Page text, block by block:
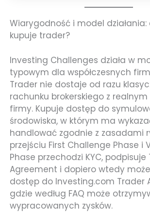
Wiarygodność i model
kupuje trader?
Investing Challenges działa w
typowym dla współczesnych firm
Trader nie dostaje od razu
rachunku brokerskiego z realnym
firmy. Kupuje dostęp do
środowiska, w którym ma
handlować zgodnie z zasadami
przejściu First Challenge Phase i
Phase przechodzi KYC, podpisuje
Agreement i dopiero wtedy
dostęp do Investing.com Trader
gdzie według FAQ może
wypracowanych zysków.